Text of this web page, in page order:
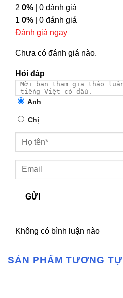
2 0% | 0 đánh giá
1 0% | 0 đánh giá
Đánh giá ngay
Chưa có đánh giá nào.
Hỏi đáp
Anh
Chị
GỬI
Không có bình luận nào
SẢN PHẨM TƯƠNG TỰ